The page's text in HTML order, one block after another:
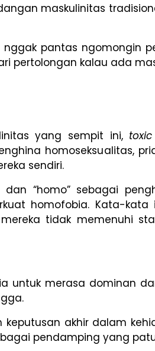
maskulinitas
nggak pantas ngomongin
pertolongan kalau ada
yang sempit ini,
homoseksualitas,
sendiri.
dan “homo” sebagai
homofobia. Kata-kata
tidak memenuhi
untuk merasa dominan
keputusan akhir dalam
pendamping yang